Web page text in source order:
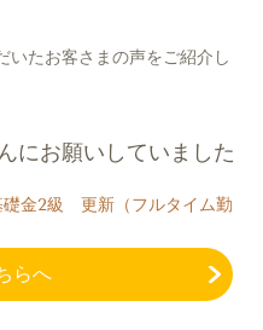
いたお客さまの声をご紹介し
にお願いしていました
金2級 更新（フルタイム勤
らへ